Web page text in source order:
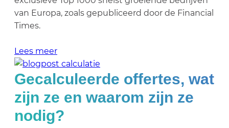
van Europa, zoals gepubliceerd door de Financial
Times.
Lees meer
Gecalculeerde offertes, wat
zijn ze en waarom zijn ze
nodig?